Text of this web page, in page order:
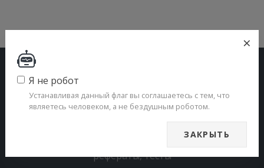
пособия, учебники, лекции, конспекты, документы,
рефераты, тесты
×
Я не робот
Устанавливая данный флаг вы соглашаетесь с тем, что
являетесь человеком, а не бездушным роботом.
ЗАКРЫТЬ